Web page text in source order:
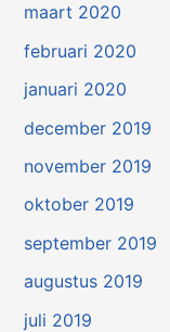
maart 2020
februari 2020
januari 2020
december 2019
november 2019
oktober 2019
september 2019
augustus 2019
juli 2019